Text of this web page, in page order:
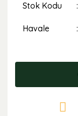
Stok Kodu
Havale